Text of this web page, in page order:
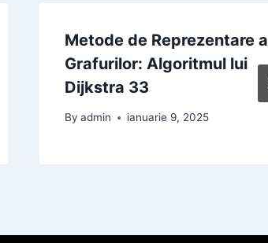
Metode de Reprezentare a
Grafurilor: Algoritmul lui
Dijkstra 33
By admin ianuarie 9, 2025